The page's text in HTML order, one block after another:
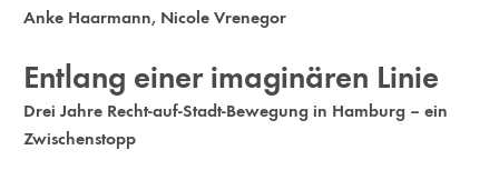
Anke Haarmann, Nicole Vrenegor
Entlang einer imaginären Linie
Drei Jahre Recht-auf-Stadt-Bewegung in Hamburg – ein
Zwischenstopp